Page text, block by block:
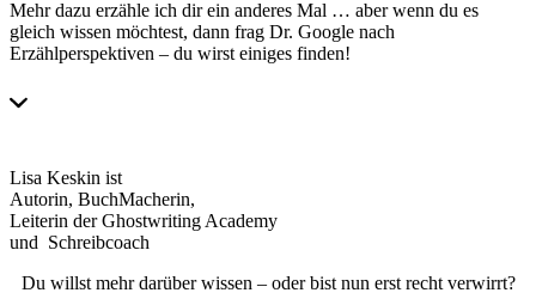
Mehr dazu erzähle ich dir ein anderes Mal … aber wenn du es
gleich wissen möchtest, dann frag Dr. Google nach
Erzählperspektiven – du wirst einiges finden!
Lisa Keskin ist
Autorin, BuchMacherin,
Leiterin der Ghostwriting Academy
und Schreibcoach
Du willst mehr darüber wissen – oder bist nun erst recht verwirrt?